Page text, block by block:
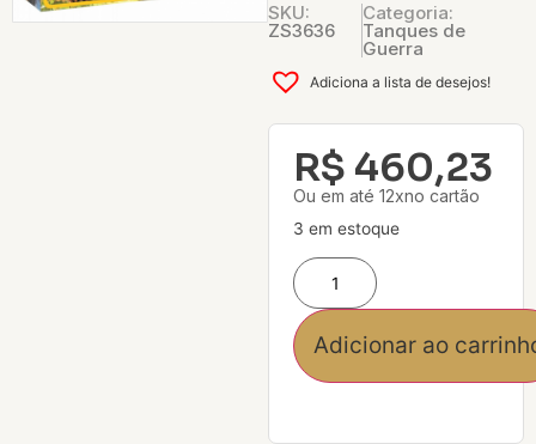
SKU:
ZS3636
Categoria:
Tanques de
Guerra
Adiciona a lista de desejos!
R$ 460,23
Ou em até 12xno cartão
3 em estoque
Adicionar ao